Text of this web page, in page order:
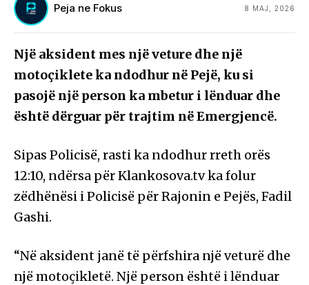
Peja ne Fokus 8 MAJ, 2026
Një aksident mes një veture dhe një
motoçiklete ka ndodhur në Pejë, ku si
pasojë një person ka mbetur i lënduar dhe
është dërguar për trajtim në Emergjencë.
Sipas Policisë, rasti ka ndodhur rreth orës
12:10, ndërsa për Klankosova.tv ka folur
zëdhënësi i Policisë për Rajonin e Pejës, Fadil
Gashi.
“Në aksident janë të përfshira një veturë dhe
një motoçikletë. Një person është i lënduar